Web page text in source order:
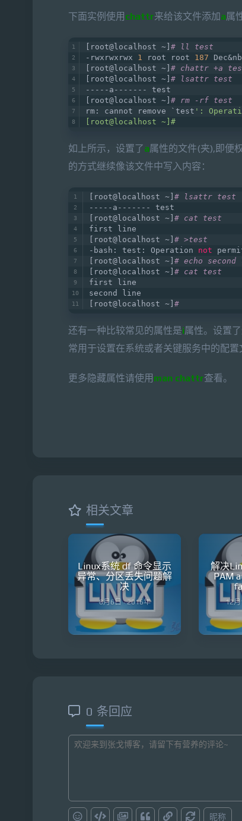
下面实例使用 chattr来给该文件添加a属
[root@localhost ~] # ll test
-rwxrwxrwx 1 root root 187
[root@localhost ~] # chattr +a
[root@localhost ~] # lsattr test
-----a------- test
[root@localhost ~] # rm -rf test
rm: cannot remove ` test ':
[root@localhost ~]#
如上所示，设置了a属性的文件(夹),即便
的方式继续像该文件中写入内容：
[root@localhost ~] # lsattr
-----a------- test
[root@localhost ~] # cat test
first line
[root@localhost ~] # >test
-bash: test: Operation not
[root@localhost ~] # echo
[root@localhost ~] # cat test
first line
second line
[root@localhost ~] #
还有一种比较常见的属性是i属性。设置
常用于设置在系统或者关键服务中的配
更多隐藏属性请使用 man chattr查看。
相关文章
Linux系统 df 命令显示
异常、分区丢失问题解
决
8月6日 · 2016年
解决
PAM
12月
0 条回应
昵称